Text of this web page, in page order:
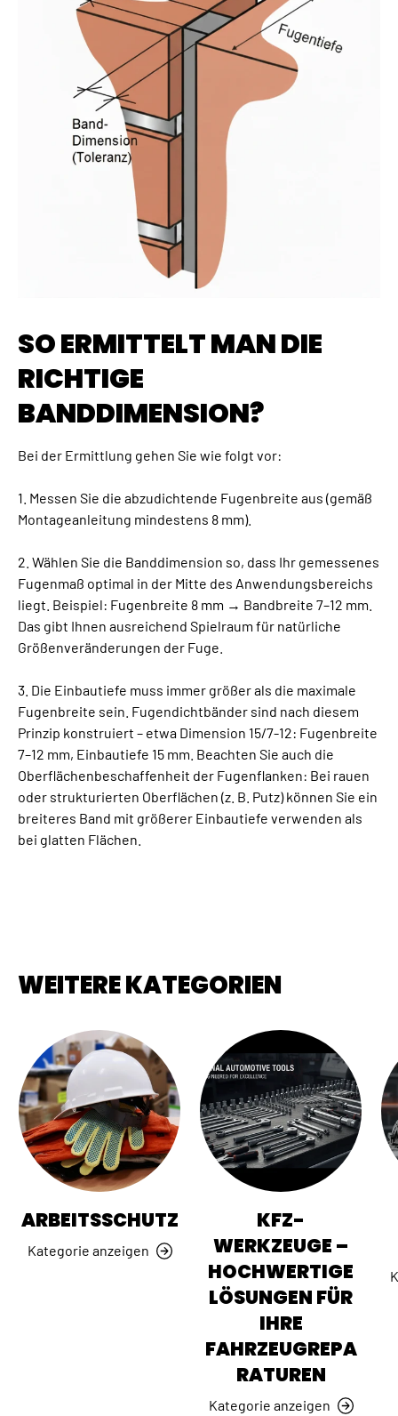
SO ERMITTELT MAN DIE
RICHTIGE
BANDDIMENSION?
Bei der Ermittlung gehen Sie wie folgt vor:
1. Messen Sie die abzudichtende Fugenbreite aus (gemäß
Montageanleitung mindestens 8 mm).
2. Wählen Sie die Banddimension so, dass Ihr gemessenes
Fugenmaß optimal in der Mitte des Anwendungsbereichs
liegt. Beispiel: Fugenbreite 8 mm → Bandbreite 7–12 mm.
Das gibt Ihnen ausreichend Spielraum für natürliche
Größenveränderungen der Fuge.
3. Die Einbautiefe muss immer größer als die maximale
Fugenbreite sein. Fugendichtbänder sind nach diesem
Prinzip konstruiert – etwa Dimension 15/7-12: Fugenbreite
7–12 mm, Einbautiefe 15 mm. Beachten Sie auch die
Oberflächenbeschaffenheit der Fugenflanken: Bei rauen
oder strukturierten Oberflächen (z. B. Putz) können Sie ein
breiteres Band mit größerer Einbautiefe verwenden als
bei glatten Flächen.
WEITERE KATEGORIEN
ARBEITSSCHUTZ
Kategorie anzeigen
KFZ-
WERKZEUGE –
HOCHWERTIGE
LÖSUNGEN FÜR
IHRE
FAHRZEUGREPA
RATUREN
Kategorie anzeigen